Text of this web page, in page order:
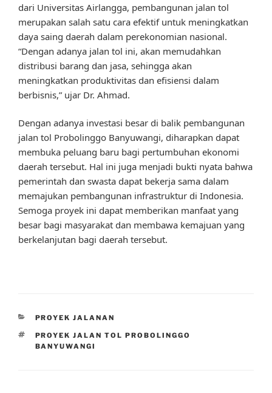
dari Universitas Airlangga, pembangunan jalan tol
merupakan salah satu cara efektif untuk meningkatkan
daya saing daerah dalam perekonomian nasional.
“Dengan adanya jalan tol ini, akan memudahkan
distribusi barang dan jasa, sehingga akan
meningkatkan produktivitas dan efisiensi dalam
berbisnis,” ujar Dr. Ahmad.
Dengan adanya investasi besar di balik pembangunan
jalan tol Probolinggo Banyuwangi, diharapkan dapat
membuka peluang baru bagi pertumbuhan ekonomi
daerah tersebut. Hal ini juga menjadi bukti nyata bahwa
pemerintah dan swasta dapat bekerja sama dalam
memajukan pembangunan infrastruktur di Indonesia.
Semoga proyek ini dapat memberikan manfaat yang
besar bagi masyarakat dan membawa kemajuan yang
berkelanjutan bagi daerah tersebut.
CATEGORIES
PROYEK JALANAN
TAGS
PROYEK JALAN TOL PROBOLINGGO
BANYUWANGI